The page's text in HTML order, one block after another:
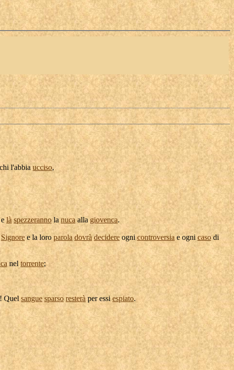
chi l'abbiaucciso,
e là spezzerannola nuca alla giovenca.
Signoree la loro parola dovrà decidereognicontroversia e ogni casodi
neltorrente;
! Quelsangue sparso resterà per essiespiato.